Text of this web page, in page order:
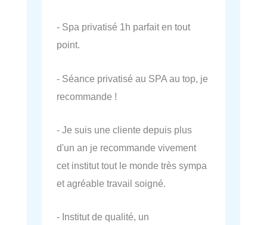
- Spa privatisé 1h parfait en tout
point.
- Séance privatisé au SPA au top, je
recommande !
- Je suis une cliente depuis plus
d'un an je recommande vivement
cet institut tout le monde très sympa
et agréable travail soigné.
- Institut de qualité, un